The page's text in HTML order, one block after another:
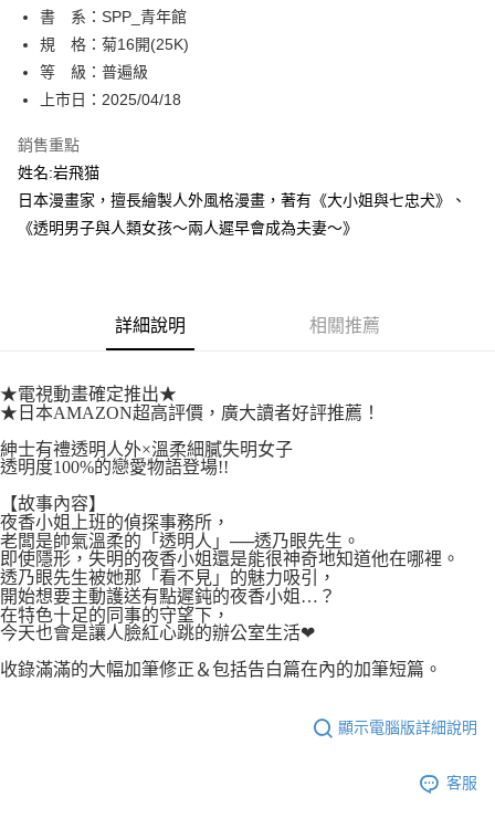
３．安心：先確認商品／服務後，再付款。
【「AFTEE先享後付」結帳流程】
１．於結帳方式選擇「AFTEE先享後付」後，將跳轉至「AFTEE先享後付」
結帳頁面，進行簡訊認證並確認金額後，即可完成結帳。
２．訂單成立數日內，您將收到繳費通知簡訊。
ATM／網路銀行／等多元方式進行付款，方視為交易完成。
※ 請注意：結帳手續完成當下不需立刻繳費，但若您需要取消訂單，請聯絡
購買商品的店家。未經商家同意取消之訂單仍視為有效，需透過AFTEE先享
後付繳納相關費用。
※ 交易是否成功請以「AFTEE先享後付 」之結帳頁面顯示為準，若有關於
１．透過由恩沛科技股份有限公司提供之「AFTEE先享後付」服務完成之交
易，需依本服務之必要範圍內提供個人資料，並將交易相關給付款項請求債
２．關於個人資料處理事宜，請瀏覽以下網址：
https://aftee.tw/terms/#terms3
「AFTEE先享後付」，若未經同意申辦者引起之損失，本公司不負相關責
任。
時審查核予不同之上限額度；若仍有額度不足之情形，本公司將視審查結果
請求用戶進行身份認證。
５．嚴禁一人註冊多個帳號或使用他人資訊註冊。若發現惡意使用之情形，
恩沛科技股份有限公司將有權停止該用戶之使用額度並採取法律行動。
全家取貨付款
每筆NT$80，滿NT$500(含以上)免運費
付款後全家取貨
每筆NT$80，滿NT$500(含以上)免運費
付款後萊爾富取貨
每筆NT$80，滿NT$500(含以上)免運費
每筆NT$80，滿NT$500(含以上)免運費
宅配
每筆NT$100，滿NT$800(含以上)免運費
國家/地區配送
書 系：SPP_青年館
規 格：菊16開(25K)
等 級：普遍級
上市日：2025/04/18
銷售重點
姓名:岩飛猫
日本漫畫家，擅長繪製人外風格漫畫，著有《大小姐與七忠犬》、
《透明男子與人類女孩～兩人遲早會成為夫妻～》
詳細說明 相關推薦
★電視動畫確定推出★
★日本AMAZON超高評價，廣大讀者好評推薦！
紳士有禮透明人外×溫柔細膩失明女子
透明度100%的戀愛物語登場!!
【故事內容】
夜香小姐上班的偵探事務所，
老闆是帥氣溫柔的「透明人」──透乃眼先生。
即使隱形，失明的夜香小姐還是能很神奇地知道他在哪裡。
透乃眼先生被她那「看不見」的魅力吸引，
開始想要主動護送有點遲鈍的夜香小姐…？
在特色十足的同事的守望下，
今天也會是讓人臉紅心跳的辦公室生活❤
收錄滿滿的大幅加筆修正＆包括告白篇在內的加筆短篇。
顯示電腦版詳細說明
客服